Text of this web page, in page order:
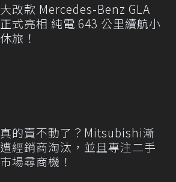
大改款 Mercedes-Benz GLA
正式亮相 純電 643 公里續航小
休旅！
真的賣不動了？Mitsubishi漸
遭經銷商淘汰，並且專注二手
市場尋商機！